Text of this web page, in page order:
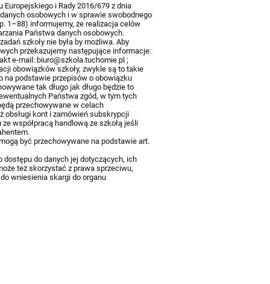
i Rady 2016/679 z dnia
osobowych i w sprawie swobodnego
1–88) informujemy, że realizacja celów
Państwa danych osobowych.
szkoły nie była by możliwa. Aby
przekazujemy następujące informacje:
e-mail: biuro@szkola.tuchomie.pl ;
obowiązków szkoły, zwykle są to takie
na podstawie przepisów o obowiązku
tak długo jak długo będzie to
Państwa zgód, w tym tych
przechowywane w celach
obsługi kont i zamówień subskrypcji
współpracą handlową ze szkołą jeśli
być przechowywane na podstawie art.
dostępu do danych jej dotyczących, ich
też skorzystać z prawa sprzeciwu,
wniesienia skargi do organu